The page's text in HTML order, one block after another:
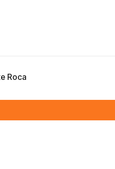
Roca